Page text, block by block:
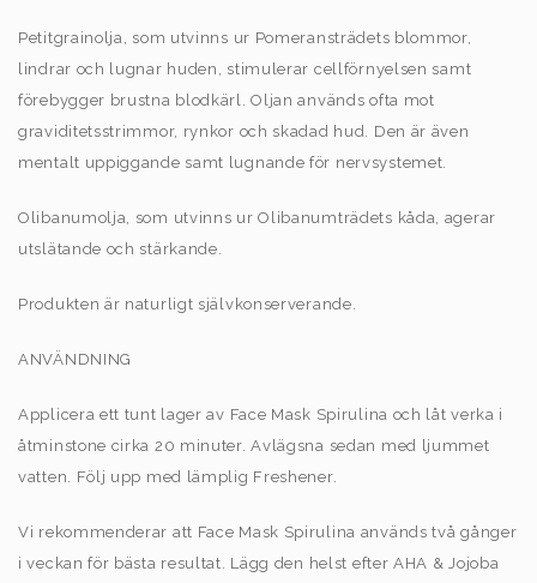
Petitgrainolja, som utvinns ur Pomeransträdets blommor,
lindrar och lugnar huden, stimulerar cellförnyelsen samt
förebygger brustna blodkärl. Oljan används ofta mot
graviditetsstrimmor, rynkor och skadad hud. Den är även
mentalt uppiggande samt lugnande för nervsystemet.
Olibanumolja, som utvinns ur Olibanumträdets kåda, agerar
utslätande och stärkande.
Produkten är naturligt självkonserverande.
ANVÄNDNING
Applicera ett tunt lager av Face Mask Spirulina och låt verka i
åtminstone cirka 20 minuter. Avlägsna sedan med ljummet
vatten. Följ upp med lämplig Freshener.
Vi rekommenderar att Face Mask Spirulina används två gånger
i veckan för bästa resultat. Lägg den helst efter AHA & Jojoba